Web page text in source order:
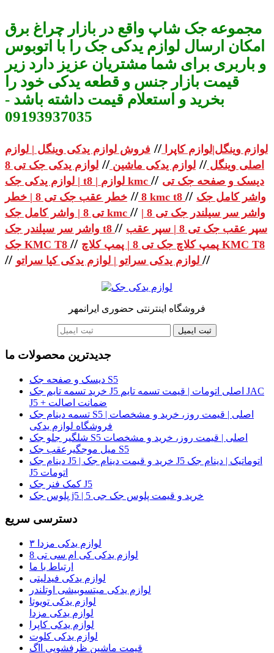
مجموعه جک شاپ واقع در بازار چراغ برق
امکان ارسال لوازم یدکی جک را با اتوبوس
و باربری برای شما مشتریان عزیز دارد زیر
قیمت بازار جنس و قطعه یدکی خود را
بخرید و استعلام قیمت داشته باشد -
09193937035
لوازم وینگل|لوازم کاپرا // فروش لوازم یدکی وینگل | لوازم
اصلی وینگل // لوازم یدکی ماشین //
لوازم یدکی جک تی 8
| لوازم یدکی جک t8 | لوازم kmc // دیسک و صفحه جک تی
8
// خطر عقب جک تی 8 | خطر kmc t8 // واشر کامل جک
تی 8 | واشر کامل جک kmc // واشر سر سیلندر جک تی 8 |
واشر سر سیلندر جک t8 // سپر عقب جک تی 8 | سپر عقب
جک KMC T8 // پمپ کلاچ جک تی 8 | پمپ کلاچ KMC T8
// //
فروشگاه اینترنتی حضوری ایرانمهر
ثبت ایمیل
جدیدترین محصولات ما
دیسک و صفحه جک S5
خرید تسمه تایم جک J5 اصلی اتومات | قیمت تسمه تایم JAC
J5 + ضمانت اصالت
تسمه دینام جک S5 اصلی | قیمت روز، خرید و مشخصات |
فروشگاه لوازم یدکی
شلگیر جلو جک S5 اصلی | قیمت روز، خرید و مشخصات
میل موجگیرعقب جک S5
دینام جک J5 | خرید و قیمت دینام جک J5 اتوماتیک | دینام جک
J5 اتومات
کمک فنر جک J5
پلوس جک j5 | خرید و قیمت پلوس جک جی 5
دسترسی سریع
لوازم یدکی مزدا ۳
لوازم یدکی کی ام سی تی 8
ارتباط با ما
لوازم یدکی فیدلیتی
لوازم یدکی میتسوبیشی اوتلندر
لوازم یدکی تویوتا
لوازم یدکی مزدا
لوازم یدکی کاپرا
لوازم یدکی کلوت
قیمت ماشین ظرفشویی ااگ